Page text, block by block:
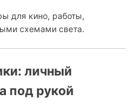
для кино, работы,
схемами света.
личный
под рукой